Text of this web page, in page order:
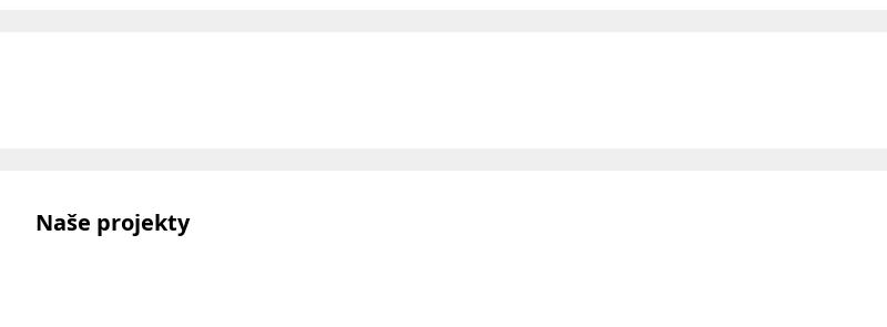
Naše projekty